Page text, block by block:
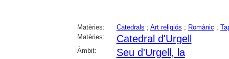
Matèries: Catedrals ; Art religiós ; Romànic ;
Matèries:
Catedral d'Urgell
Àmbit: Seu d'Urgell, la